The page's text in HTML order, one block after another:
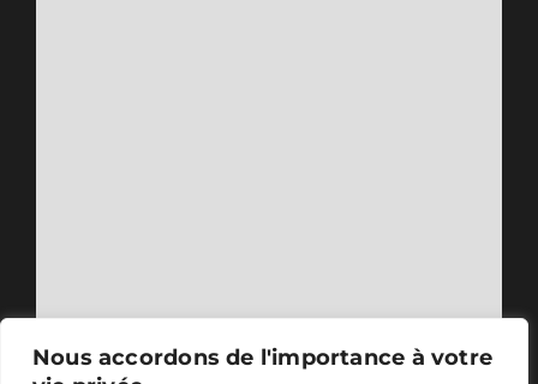
Nous accordons de l'importance à votre